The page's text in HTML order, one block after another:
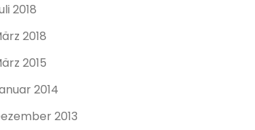
2018
2018
2015
2014
2013